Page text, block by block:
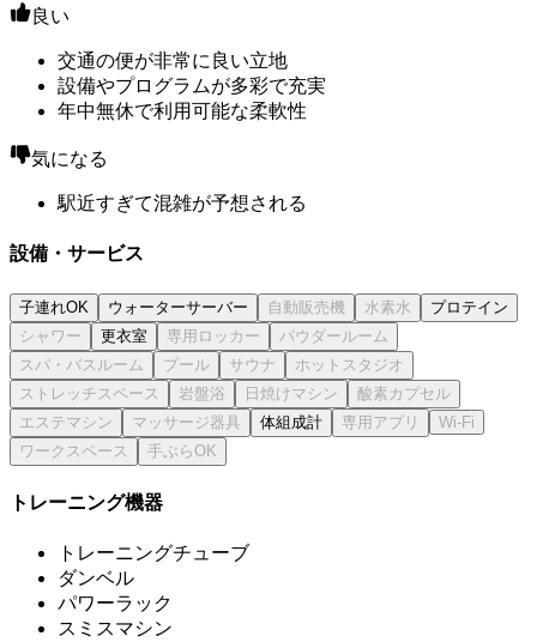
良い
交通の便が非常に良い立地
設備やプログラムが多彩で充実
年中無休で利用可能な柔軟性
気になる
駅近すぎて混雑が予想される
設備・サービス
子連れOK ウォーターサーバー
プロテイン
更衣室
体組成計
トレーニング機器
トレーニングチューブ
ダンベル
パワーラック
スミスマシン